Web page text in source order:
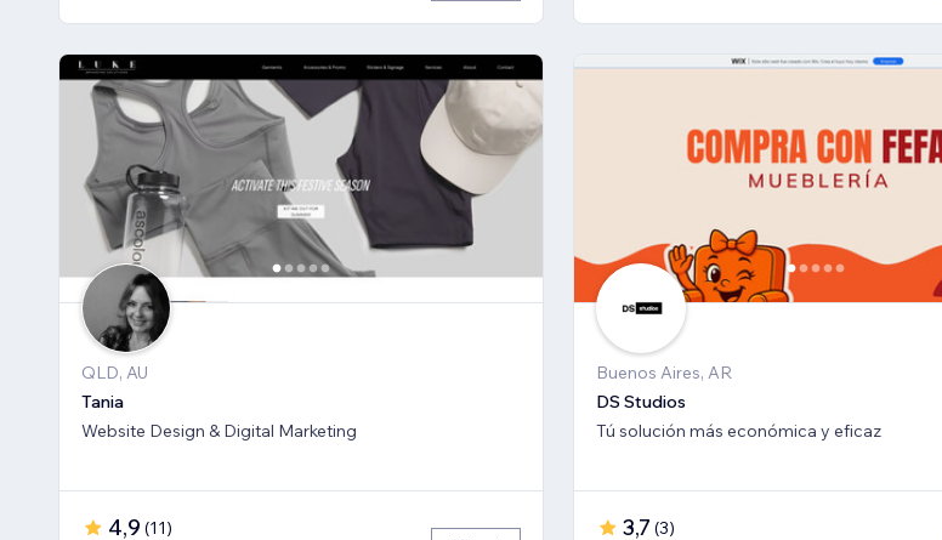
QLD, AU
Tania
Website Design & Digital Marketing
4,9 (11)
Buenos Aires, AR
DS Studios
Tú solución más económica y eficaz
3,7 (3)